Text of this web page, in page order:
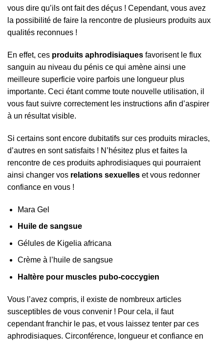
vous dire qu’ils ont fait des déçus ! Cependant, vous avez
la possibilité de faire la rencontre de plusieurs produits aux
qualités reconnues !
En effet, ces produits aphrodisiaques favorisent le flux
sanguin au niveau du pénis ce qui amène ainsi une
meilleure superficie voire parfois une longueur plus
importante. Ceci étant comme toute nouvelle utilisation, il
vous faut suivre correctement les instructions afin d’aspirer
à un résultat visible.
Si certains sont encore dubitatifs sur ces produits miracles,
d’autres en sont satisfaits ! N’hésitez plus et faites la
rencontre de ces produits aphrodisiaques qui pourraient
ainsi changer vos relations sexuelles et vous redonner
confiance en vous !
Mara Gel
Huile de sangsue
Gélules de Kigelia africana
Crème à l’huile de sangsue
Haltère pour muscles pubo-coccygien
Vous l’avez compris, il existe de nombreux articles
susceptibles de vous convenir ! Pour cela, il faut
cependant franchir le pas, et vous laissez tenter par ces
aphrodisiaques. Circonférence, longueur et confiance en